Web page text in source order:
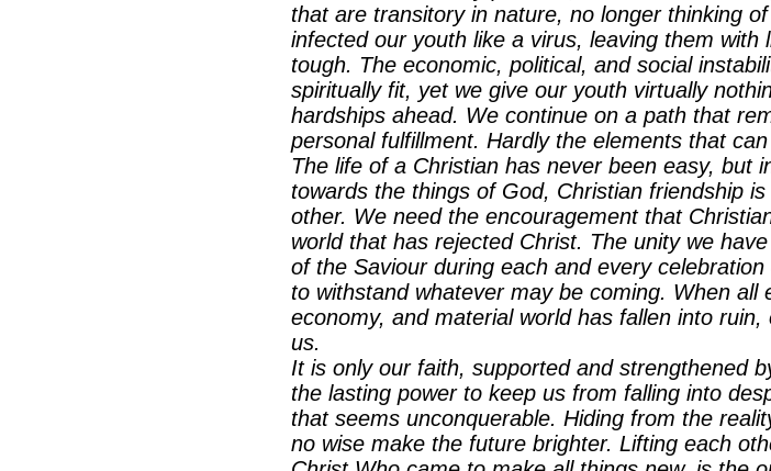
that are transitory in nature, no longer thinking
infected our youth like a virus, leaving them
tough. The economic, political, and social
spiritually fit, yet we give our youth virtually
hardships ahead. We continue on a path that
personal fulfillment. Hardly the elements that
The life of a Christian has never been easy, but
towards the things of God, Christian friendship
other. We need the encouragement that
world that has rejected Christ. The unity we
of the Saviour during each and every
to withstand whatever may be coming. When all
economy, and material world has fallen into
us.
It is only our faith, supported and strengthened
the lasting power to keep us from falling into
that seems unconquerable. Hiding from the
no wise make the future brighter. Lifting each